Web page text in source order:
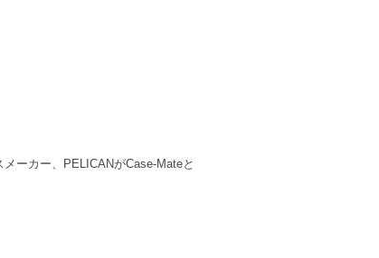
ーカー、PELICANがCase-Mateと